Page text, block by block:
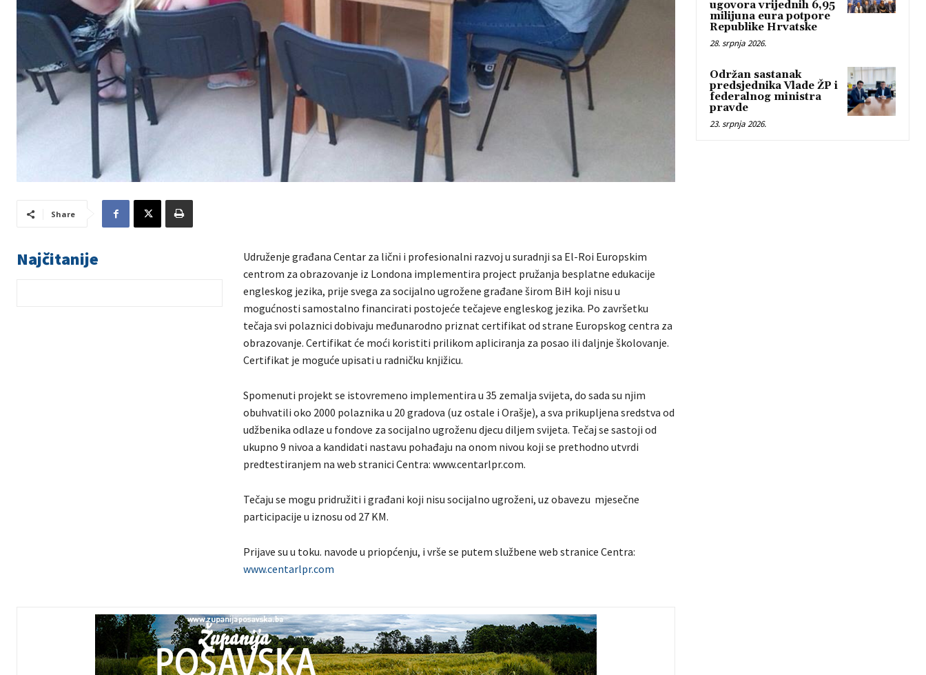
Share
Najčitanije
Udruženje građana Centar za lični i profesionalni razvoj u suradnji sa El-Roi Europskim
centrom za obrazovanje iz Londona implementira project pružanja besplatne edukacije
engleskog jezika, prije svega za socijalno ugrožene građane širom BiH koji nisu u
mogućnosti samostalno financirati postojeće tečajeve engleskog jezika. Po završetku
tečaja svi polaznici dobivaju međunarodno priznat certifikat od strane Europskog centra za
obrazovanje. Certifikat će moći koristiti prilikom apliciranja za posao ili daljnje školovanje.
Certifikat je moguće upisati u radničku knjižicu.
Spomenuti projekt se istovremeno implementira u 35 zemalja svijeta, do sada su njim
obuhvatili oko 2000 polaznika u 20 gradova (uz ostale i Orašje), a sva prikupljena sredstva od
udžbenika odlaze u fondove za socijalno ugroženu djecu diljem svijeta. Tečaj se sastoji od
ukupno 9 nivoa a kandidati nastavu pohađaju na onom nivou koji se prethodno utvrdi
predtestiranjem na web stranici Centra: www.centarlpr.com.
Tečaju se mogu pridružiti i građani koji nisu socijalno ugroženi, uz obavezu mjesečne
participacije u iznosu od 27 KM.
Prijave su u toku. navode u priopćenju, i vrše se putem službene web stranice Centra:
www.centarlpr.com
ugovora vrijednih 6,95
milijuna eura potpore
Republike Hrvatske
28. srpnja 2026.
Održan sastanak
predsjednika Vlade ŽP i
federalnog ministra
pravde
23. srpnja 2026.